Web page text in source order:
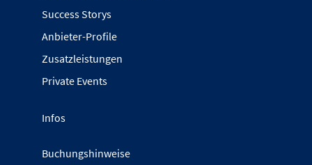
Success Storys
Anbieter-Profile
Zusatzleistungen
Private Events
Infos
Buchungshinweise